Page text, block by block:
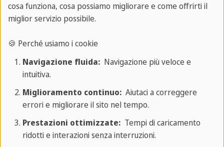
Lavoro estivo a Londra: come lavorare
Informazioni e consigli per
lavorare a Londra in estate
Londra non è solo una
delle città più metropoli
più affascinanti d’Europa e
un vero e proprio melting-pot culturale, ma è
cosa funziona, cosa possiamo migliorare e come offrirti il
miglior servizio possibile.
🍪 Perché usiamo i cookie
Navigazione fluida:Navigazione più veloce e
intuitiva.
Miglioramento continuo:Aiutaci a correggere
errori e migliorare il sito nel tempo.
Prestazioni ottimizzate:Tempi di caricamento
ridotti e interazioni senza interruzioni.